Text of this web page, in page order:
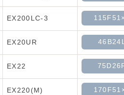
EX200LC-3
EX20UR
EX22
EX220(M)